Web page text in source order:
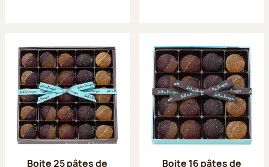
Boite 25 pâtes de Boite 16 pâtes de